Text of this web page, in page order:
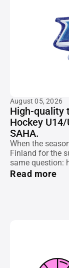
August 05, 2026
High-quality
Hockey
SAHA.
When the
Finland for the
same question:
Read more